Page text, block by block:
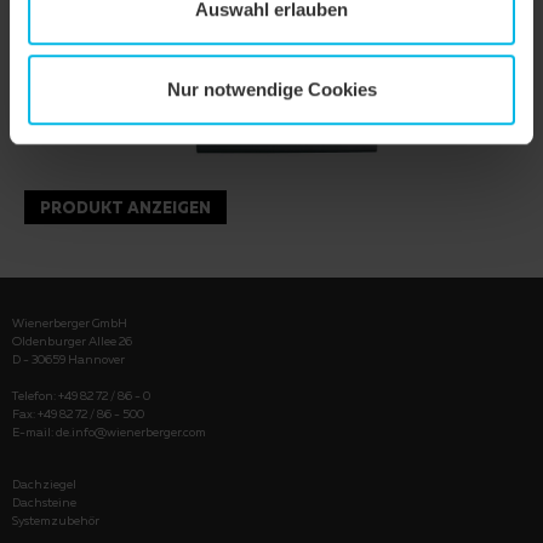
Auswahl erlauben
Nur notwendige Cookies
PRODUKT ANZEIGEN
Wienerberger GmbH
Oldenburger Allee 26
D - 30659 Hannover
Telefon: +49 82 72 / 86 - 0
Fax: +49 82 72 / 86 - 500
E-mail: de.info@wienerberger.com
Dachziegel
Dachsteine
Systemzubehör